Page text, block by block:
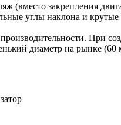
закрепления
углы наклона и
При
диаметр на рынке